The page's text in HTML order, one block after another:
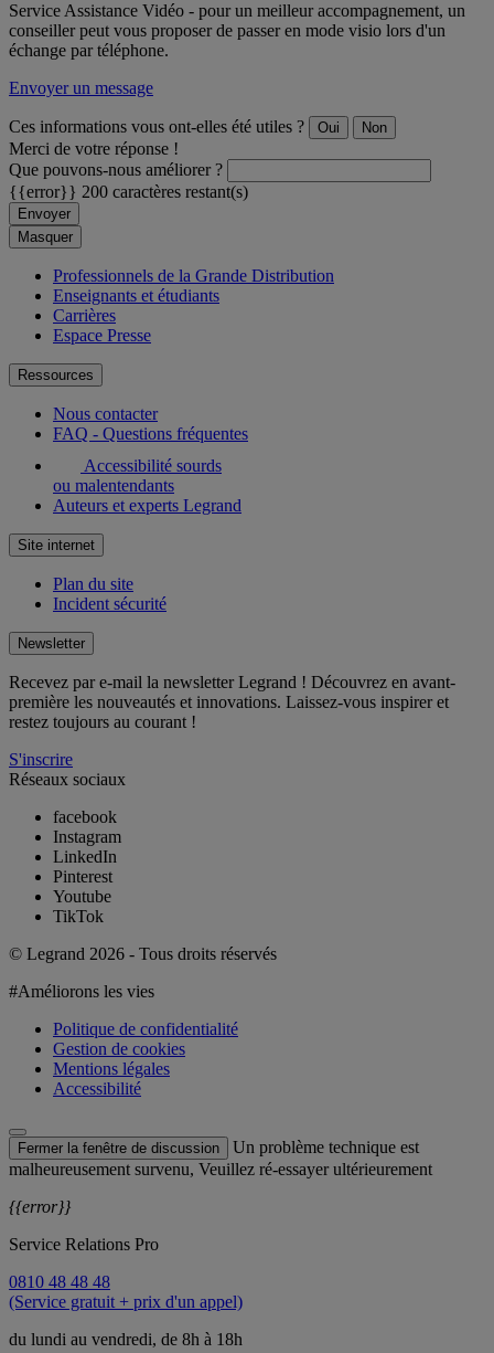
Service Assistance Vidéo - pour un meilleur accompagnement, un
conseiller peut vous proposer de passer en mode visio lors d'un
échange par téléphone.
Envoyer un message
Ces informations vous ont-elles été utiles ? Oui Non
Merci de votre réponse !
Que pouvons-nous améliorer ?
{{error}} 200 caractères restant(s)
Envoyer
Masquer
Professionnels de la Grande Distribution
Enseignants et étudiants
Carrières
Espace Presse
Ressources
Nous contacter
FAQ - Questions fréquentes
Accessibilité sourds
ou malentendants
Auteurs et experts Legrand
Site internet
Plan du site
Incident sécurité
Newsletter
Recevez par e-mail la newsletter Legrand ! Découvrez en avant-
première les nouveautés et innovations. Laissez-vous inspirer et
restez toujours au courant !
S'inscrire
Réseaux sociaux
facebook
Instagram
LinkedIn
Pinterest
Youtube
TikTok
© Legrand 2026 - Tous droits réservés
#Améliorons les vies
Politique de confidentialité
Gestion de cookies
Mentions légales
Accessibilité
Fermer la fenêtre de discussion
Un problème technique est
malheureusement survenu, Veuillez ré-essayer ultérieurement
{{error}}
Service Relations Pro
0810 48 48 48
(Service gratuit + prix d'un appel)
du lundi au vendredi, de 8h à 18h